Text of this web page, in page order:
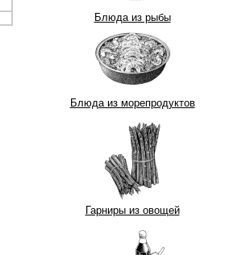
Блюда из рыбы
Блюда из морепродуктов
Гарниры из овощей